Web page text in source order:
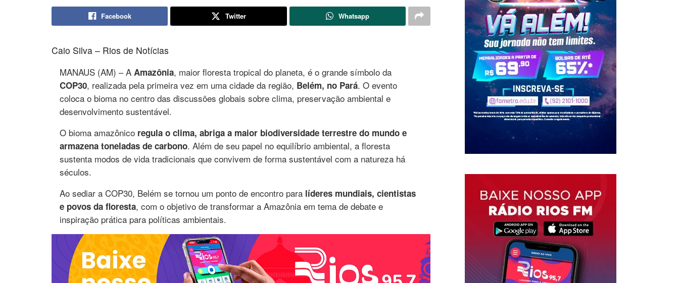
Facebook Twitter Whatsapp
Caio Silva – Rios de Notícias
MANAUS (AM) – A Amazônia, maior floresta tropical do planeta, é o grande símbolo da
COP30, realizada pela primeira vez em uma cidade da região, Belém, no Pará. O evento
coloca o bioma no centro das discussões globais sobre clima, preservação ambiental e
desenvolvimento sustentável.
O bioma amazônico regula o clima, abriga a maior biodiversidade terrestre do mundo e
armazena toneladas de carbono. Além de seu papel no equilíbrio ambiental, a floresta
sustenta modos de vida tradicionais que convivem de forma sustentável com a natureza há
séculos.
Ao sediar a COP30, Belém se tornou um ponto de encontro para líderes mundiais, cientistas
e povos da floresta, com o objetivo de transformar a Amazônia em tema de debate e
inspiração prática para políticas ambientais.